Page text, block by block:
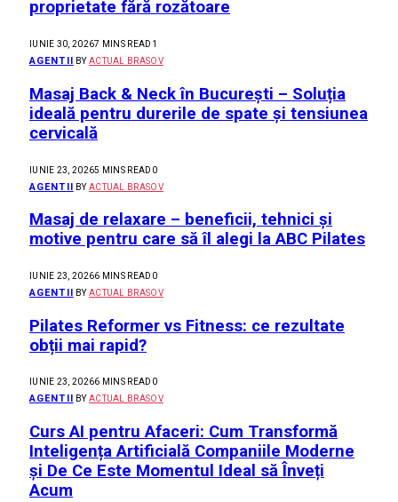
proprietate fără rozătoare
IUNIE 30, 20267 MINS READ 1
AGENTII BY ACTUAL BRASOV
Masaj Back & Neck în București – Soluția
ideală pentru durerile de spate și tensiunea
cervicală
IUNIE 23, 20265 MINS READ 0
AGENTII BY ACTUAL BRASOV
Masaj de relaxare – beneficii, tehnici și
motive pentru care să îl alegi la ABC Pilates
IUNIE 23, 20266 MINS READ 0
AGENTII BY ACTUAL BRASOV
Pilates Reformer vs Fitness: ce rezultate
obții mai rapid?
IUNIE 23, 20266 MINS READ 0
AGENTII BY ACTUAL BRASOV
Curs AI pentru Afaceri: Cum Transformă
Inteligența Artificială Companiile Moderne
și De Ce Este Momentul Ideal să Înveți
Acum